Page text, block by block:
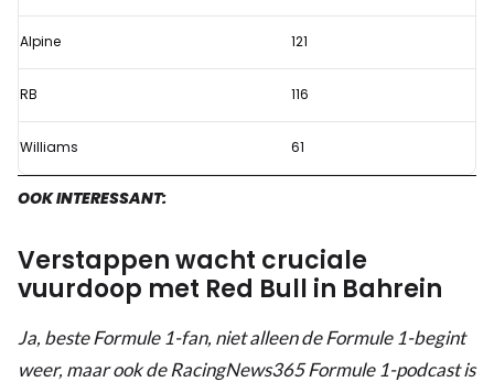
Alpine 121
RB 116
Williams 61
OOK INTERESSANT:
Verstappen wacht cruciale
vuurdoop met Red Bull in Bahrein
Ja, beste Formule 1-fan, niet alleen de Formule 1-begint
weer, maar ook de RacingNews365 Formule 1-podcast is